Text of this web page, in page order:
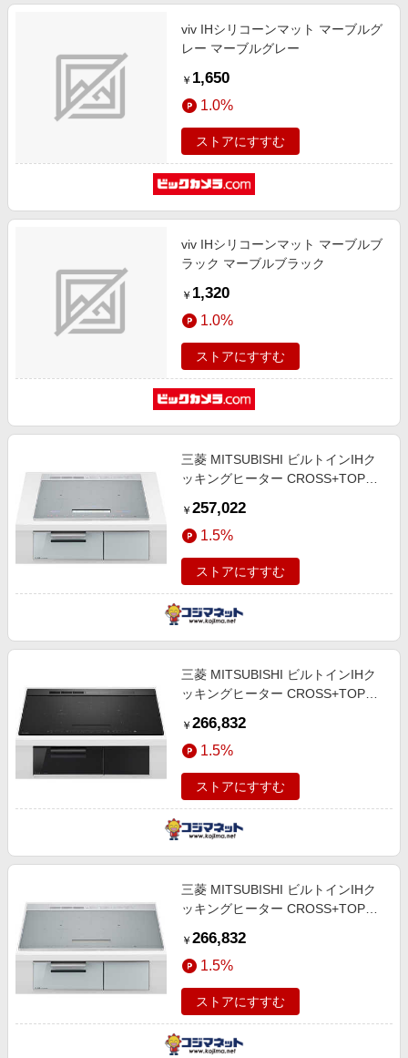
viv IHシリコーンマット マーブルグ
レー マーブルグレー
￥ 1,650
1.0%
ストアにすすむ
viv IHシリコーンマット マーブルブ
ラック マーブルブラック
￥ 1,320
1.0%
ストアにすすむ
三菱 MITSUBISHI ビルトインIHク
ッキングヒーター CROSS+TOPシ
バー CS-R20A6-S
￥ 257,022
1.5%
ストアにすすむ
三菱 MITSUBISHI ビルトインIHク
ッキングヒーター CROSS+TOPシ
ック CS-R20A7-B
￥ 266,832
1.5%
ストアにすすむ
三菱 MITSUBISHI ビルトインIHク
ッキングヒーター CROSS+TOPシ
バー CS-R20A7-S
￥ 266,832
1.5%
ストアにすすむ